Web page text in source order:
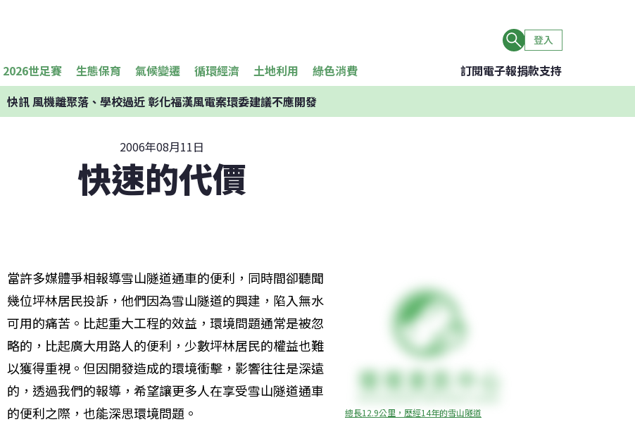
登入
2026世足賽 生態保育 氣候變遷 循環經濟 土地利用 綠色消費 訂閱電子報捐款支持
快訊風機離聚落、學校過近 彰化福漢風電案環委建議不應開發
2006年08月11日
快速的代價
總長12.9公里，歷經14年的雪山隧道
當許多媒體爭相報導雪山隧道通車的便利，同時間卻聽聞
幾位坪林居民投訴，他們因為雪山隧道的興建，陷入無水
可用的痛苦。比起重大工程的效益，環境問題通常是被忽
略的，比起廣大用路人的便利，少數坪林居民的權益也難
以獲得重視。但因開發造成的環境衝擊，影響往往是深遠
的，透過我們的報導，希望讓更多人在享受雪山隧道通車
的便利之際，也能深思環境問題。